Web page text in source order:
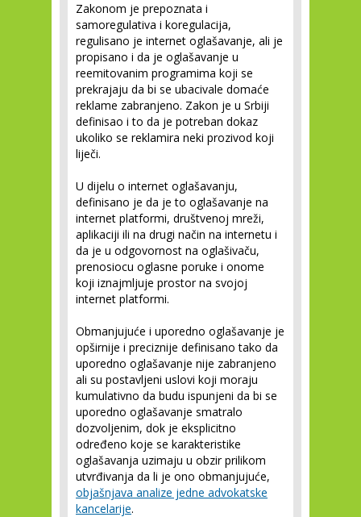
Zakonom je prepoznata i
samoregulativa i koregulacija,
regulisano je internet oglašavanje, ali je
propisano i da je oglašavanje u
reemitovanim programima koji se
prekrajaju da bi se ubacivale domaće
reklame zabranjeno. Zakon je u Srbiji
definisao i to da je potreban dokaz
ukoliko se reklamira neki prozivod koji
liječi.
U dijelu o internet oglašavanju,
definisano je da je to oglašavanje na
internet platformi, društvenoj mreži,
aplikaciji ili na drugi način na internetu i
da je u odgovornost na oglašivaču,
prenosiocu oglasne poruke i onome
koji iznajmljuje prostor na svojoj
internet platformi.
Obmanjujuće i uporedno oglašavanje je
opširnije i preciznije definisano tako da
uporedno oglašavanje nije zabranjeno
ali su postavljeni uslovi koji moraju
kumulativno da budu ispunjeni da bi se
uporedno oglašavanje smatralo
dozvoljenim, dok je eksplicitno
određeno koje se karakteristike
oglašavanja uzimaju u obzir prilikom
utvrđivanja da li je ono obmanjujuće,
objašnjava analize jedne advokatske
kancelarije.